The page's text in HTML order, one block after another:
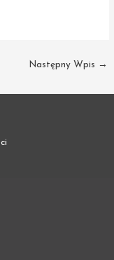
Następny Wpis →